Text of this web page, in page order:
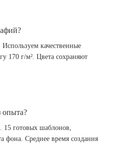
качественные
170 г/м². Цвета сохраняют
опыта?
15 готовых шаблонов,
фона. Среднее время создания